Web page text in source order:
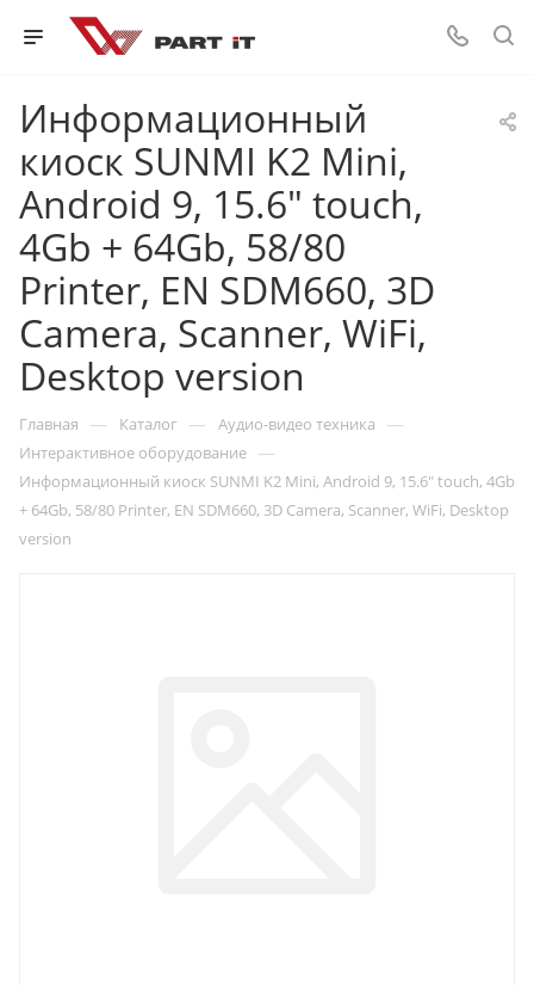
Информационный
киоск SUNMI K2 Mini,
Android 9, 15.6" touch,
4Gb + 64Gb, 58/80
Printer, EN SDM660, 3D
Camera, Scanner, WiFi,
Desktop version
Главная — Каталог — Аудио-видео техника —
Интерактивное оборудование —
Информационный киоск SUNMI K2 Mini, Android 9, 15.6" touch, 4Gb
+ 64Gb, 58/80 Printer, EN SDM660, 3D Camera, Scanner, WiFi, Desktop
version